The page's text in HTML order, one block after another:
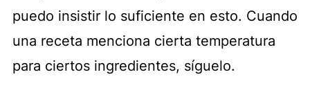
puedo insistir lo suficiente en esto. Cuando
una receta menciona cierta temperatura
para ciertos ingredientes, síguelo.